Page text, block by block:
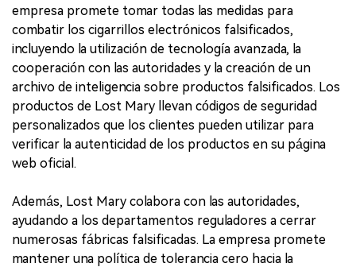
empresa promete tomar todas las medidas para
combatir los cigarrillos electrónicos falsificados,
incluyendo la utilización de tecnología avanzada, la
cooperación con las autoridades y la creación de un
archivo de inteligencia sobre productos falsificados. Los
productos de Lost Mary llevan códigos de seguridad
personalizados que los clientes pueden utilizar para
verificar la autenticidad de los productos en su página
web oficial.
Además, Lost Mary colabora con las autoridades,
ayudando a los departamentos reguladores a cerrar
numerosas fábricas falsificadas. La empresa promete
mantener una política de tolerancia cero hacia la